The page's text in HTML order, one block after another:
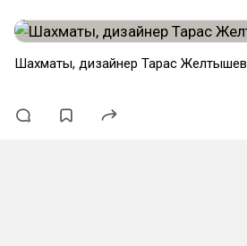
Шахматы, дизайнер Тарас Желтышев